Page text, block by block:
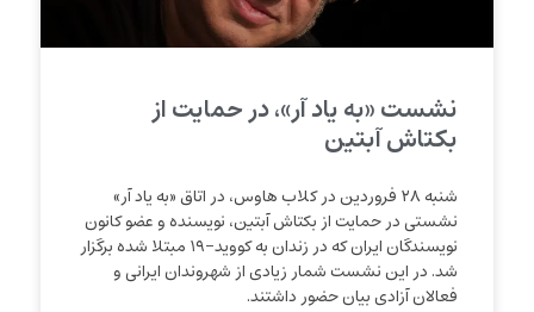
نشست «به یاد آر»، در حمایت از
بکتاش آبتین
شنبه ۲۸ فروردین در کلاب هاوس، در اتاق «به یاد آر»
نشستی در حمایت از بکتاش آبتین، نویسنده و عضو کانون
نویسندگان ایران که در زندان به کووید-۱۹ مبتلا شده برگزار
شد. در این نشست شمار زیادی از شهروندان ایرانی و
فعالان آزادی بیان حضور داشتند.